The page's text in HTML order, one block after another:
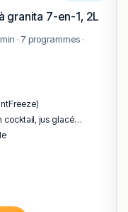
granita 7-en-1, 2L
cocktail, jus glacé…